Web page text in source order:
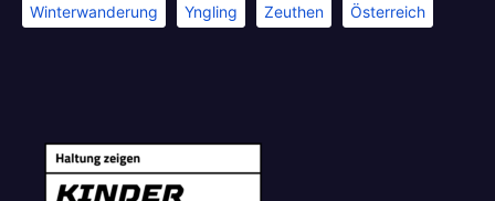
Winterwanderung Yngling Zeuthen Österreich